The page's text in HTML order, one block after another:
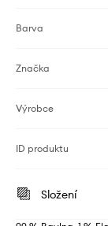
Barva
Značka
Výrobce
ID produktu
Složení